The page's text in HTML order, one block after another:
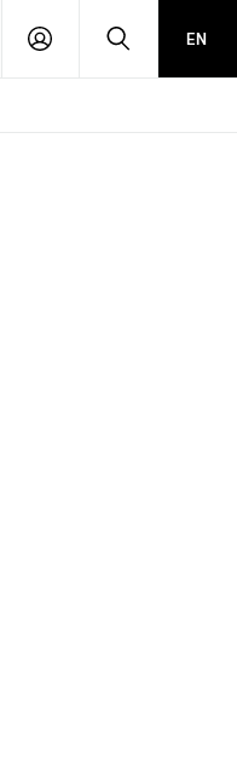
PŘIHLÁSIT HLEDATEN